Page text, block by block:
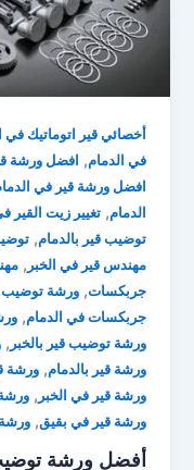
أخصائي قير اتوماتيك في
في الدمام, افضل ورشة
افضل ورشة قير في
الدمام,تغيير زيت القير
توضيب قير بالدمام,
مهندس قير في الخبر ,
جربكسات,ورشة توضيب
جربكسات في الدمام,
ورشة توضيب قير بالخبر ,
ورشة قير بالدمام,ورشة
ورشة قير في الخبر ,
ورشة قير في بقيق,
أفضل ورشة